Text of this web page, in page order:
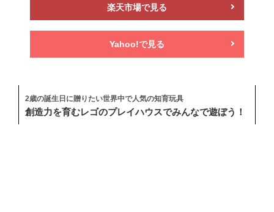
楽天市場で見る
Yahoo!で見る
2歳の誕生日に贈りたい世界中で人気の知育玩具
創造力を育むレゴのプレイハウスでみんなで遊ぼう！